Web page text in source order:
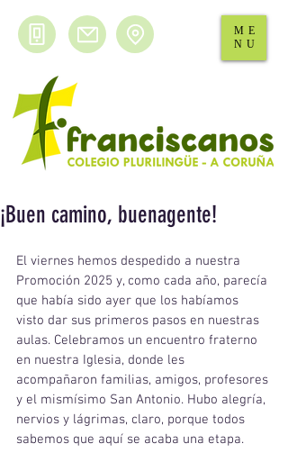
ME
NU
¡Buen camino, buenagente!
El viernes hemos despedido a nuestra
Promoción 2025 y, como cada año, parecía
que había sido ayer que los habíamos
visto dar sus primeros pasos en nuestras
aulas. Celebramos un encuentro fraterno
en nuestra Iglesia, donde les
acompañaron familias, amigos, profesores
y el mismísimo San Antonio. Hubo alegría,
nervios y lágrimas, claro, porque todos
sabemos que aquí se acaba una etapa.